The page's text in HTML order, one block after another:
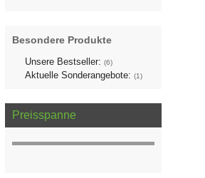
Besondere Produkte
Unsere Bestseller: (6)
Aktuelle Sonderangebote: (1)
Preisspanne